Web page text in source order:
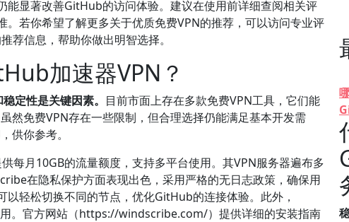
能显著改善GitHub的访问体验。建议在使用前详细查阅相关评
若你希望了解更多关于优质免费VPN的推荐，可以访问专业评
荐信息，帮助你做出明智选择。
加速器VPN？
定性是关键因素。 目前市面上存在多款免费VPN工具，它们能
然免费VPN存在一些限制，但合理选择仍能满足基本开发需
供你参考。
每月10GB的流量额度，支持多平台使用。其VPN服务器遍布多
在隐私保护方面表现出色，采用严格的无日志政策，确保用
轻松切换不同的节点，优化GitHub的连接体验。此外，
。官方网站（https://windscribe.com/）提供详细的安装指南